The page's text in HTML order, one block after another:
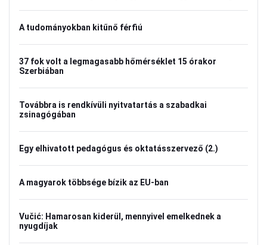
A tudományokban kitűnő férfiú
37 fok volt a legmagasabb hőmérséklet 15 órakor
Szerbiában
Továbbra is rendkívüli nyitvatartás a szabadkai
zsinagógában
Egy elhivatott pedagógus és oktatásszervező (2.)
A magyarok többsége bízik az EU-ban
Vučić: Hamarosan kiderül, mennyivel emelkednek a
nyugdíjak